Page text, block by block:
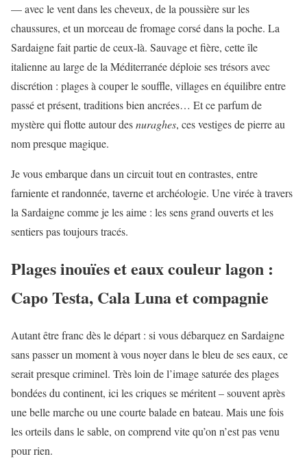
— avec le vent dans les cheveux, de la poussière sur les
chaussures, et un morceau de fromage corsé dans la poche. La
Sardaigne fait partie de ceux-là. Sauvage et fière, cette île
italienne au large de la Méditerranée déploie ses trésors avec
discrétion : plages à couper le souffle, villages en équilibre entre
passé et présent, traditions bien ancrées… Et ce parfum de
mystère qui flotte autour desnuraghes, ces vestiges de pierre au
nom presque magique.
Je vous embarque dans un circuit tout en contrastes, entre
farniente et randonnée, taverne et archéologie. Une virée à travers
la Sardaigne comme je les aime : les sens grand ouverts et les
sentiers pas toujours tracés.
Plages inouïes et eaux couleur lagon :
Capo Testa, Cala Luna et compagnie
Autant être franc dès le départ : si vous débarquez en Sardaigne
sans passer un moment à vous noyer dans le bleu de ses eaux, ce
serait presque criminel. Très loin de l’image saturée des plages
bondées du continent, ici les criques se méritent – souvent après
une belle marche ou une courte balade en bateau. Mais une fois
les orteils dans le sable, on comprend vite qu’on n’est pas venu
pour rien.